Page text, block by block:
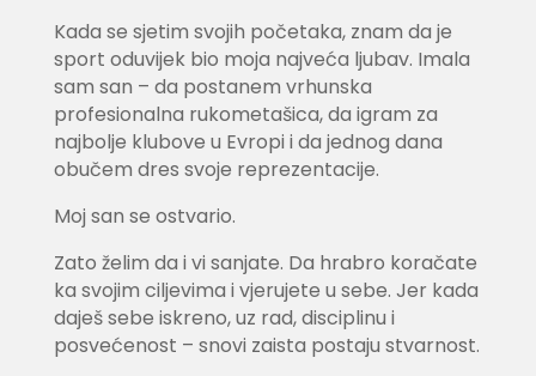
Kada se sjetim svojih početaka, znam da je
sport oduvijek bio moja najveća ljubav. Imala
sam san – da postanem vrhunska
profesionalna rukometašica, da igram za
najbolje klubove u Evropi i da jednog dana
obučem dres svoje reprezentacije.
Moj san se ostvario.
Zato želim da i vi sanjate. Da hrabro koračate
ka svojim ciljevima i vjerujete u sebe. Jer kada
daješ sebe iskreno, uz rad, disciplinu i
posvećenost – snovi zaista postaju stvarnost.